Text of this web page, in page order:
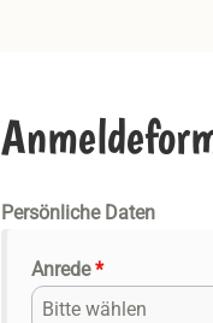
Persönliche Daten
Anrede*
Bitte wählen